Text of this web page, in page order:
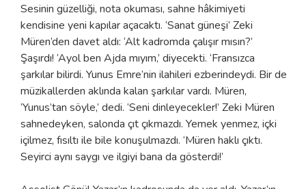
Sesinin güzelliği, nota okuması, sahne hâkimiyeti
kendisine yeni kapılar açacaktı. ‘Sanat güneşi’ Zeki
Müren’den davet aldı: ‘Alt kadromda çalışır mısın?’
Şaşırdı! ‘Ayol ben Ajda mıyım,’ diyecekti. ‘Fransızca
şarkılar bilirdi. Yunus Emre’nin ilahileri ezberindeydi. Bir de
müzikallerden aklında kalan şarkılar vardı. Müren,
‘Yunus’tan söyle,’ dedi. ‘Seni dinleyecekler!’ Zeki Müren
sahnedeyken, salonda çıt çıkmazdı. Yemek yenmez, içki
içilmez, fısıltı ile bile konuşulmazdı. ‘Müren haklı çıktı.
Seyirci aynı saygı ve ilgiyi bana da gösterdi!’